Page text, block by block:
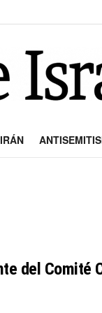
IRÁN
del Comité